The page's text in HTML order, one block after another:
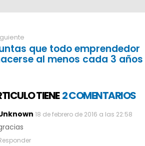
que todo emprendedor
al menos cada 3 años
TIENE 2 COMENTARIOS
18 de febrero de 2016 a las 22:58